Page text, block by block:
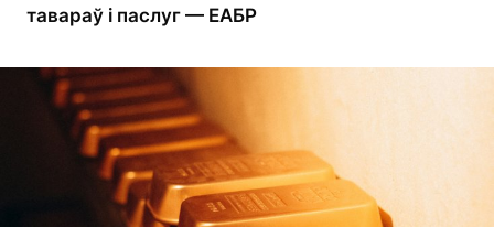
тавараў і паслуг — ЕАБР